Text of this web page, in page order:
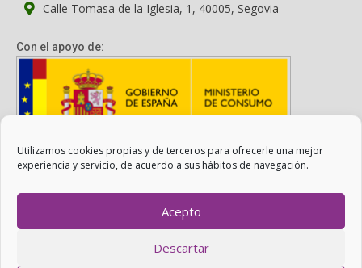
Utilizamos cookies propias y de terceros para ofrecerle una mejor
experiencia y servicio, de acuerdo a sus hábitos de navegación.
Acepto
Descartar
Calle Tomasa de la Iglesia, 1, 40005, Segovia
Con el apoyo de:
Con el apoyo del Ministerio de Consumo. Su contenido es
responsabilidad exclusiva de la asociación.